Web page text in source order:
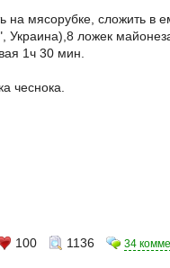
мясорубке, сложить в
ложек
1ч 30 мин.
чеснока.
100 1136 34